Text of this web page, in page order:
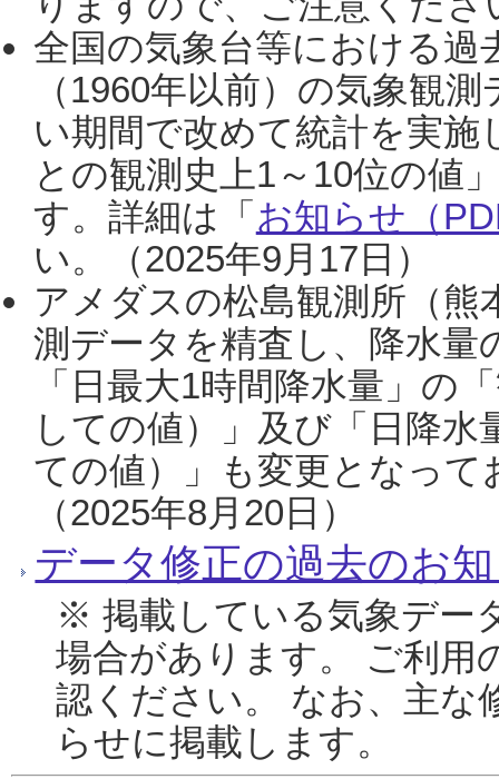
全国の気象台等における過
（1960年以前）の気象観
い期間で改めて統計を実
との観測史上1～10位の値
す。詳細は「 お知らせ（
い。（2025年9月17日）
アメダスの松島観測所（熊
測データを精査し、降水
「日最大1時間降水量」の
しての値）」及び「日降
ての値）」も変更となっ
（2025年8月20日）
データ修正の過去のお
※ 掲載している気象デー
場合があります。 ご利用
認ください。 なお、主な
らせに掲載します。